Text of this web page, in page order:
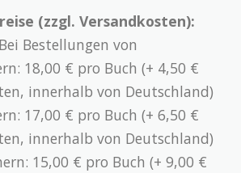
(zzgl. Versandkosten):
Bei Bestellungen von
18,00 € pro Buch (+ 4,50 €
innerhalb von Deutschland)
17,00 € pro Buch (+ 6,50 €
innerhalb von Deutschland)
15,00 € pro Buch (+ 9,00 €